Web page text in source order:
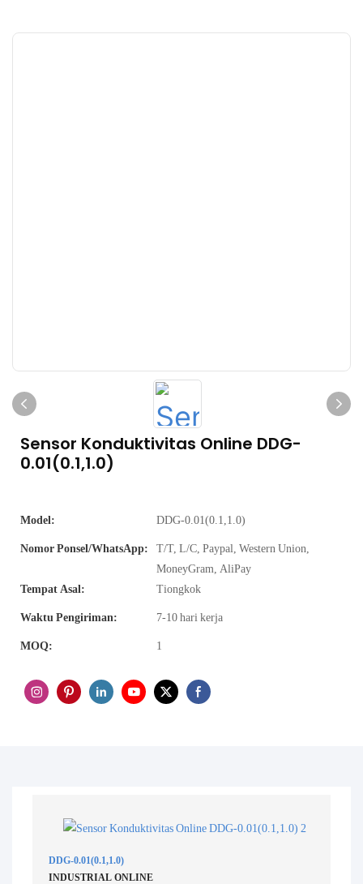
Sensor Konduktivitas Online DDG-
0.01(0.1,1.0)
Model: DDG-0.01(0.1,1.0)
Nomor Ponsel/WhatsApp:
T/T, L/C, Paypal, Western Union,
MoneyGram, AliPay
Tempat Asal:
Tiongkok
Waktu Pengiriman: 7-10 hari kerja
MOQ: 1
DDG-0.01(0.1,1.0)
INDUSTRIAL ONLINE